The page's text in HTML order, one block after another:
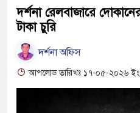
দর্শনা রেলবাজারে
টাকা চুরি
দর্শনা অফিস
আপলোড তারিখঃ ১৭-০৫-২০২৬ ইং